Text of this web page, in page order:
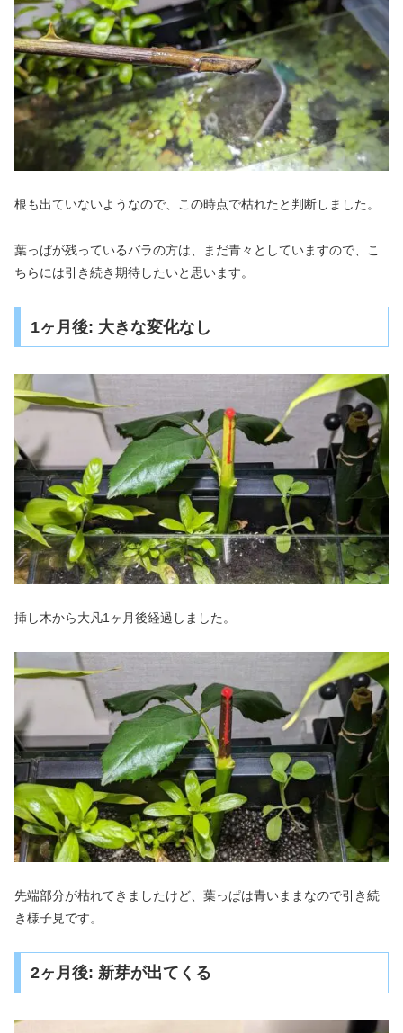
根も出ていないようなので、この時点で枯れたと判断しました。
葉っぱが残っているバラの方は、まだ青々としていますので、こ
ちらには引き続き期待したいと思います。
1ヶ月後: 大きな変化なし
挿し木から大凡1ヶ月後経過しました。
先端部分が枯れてきましたけど、葉っぱは青いままなので引き続
き様子見です。
2ヶ月後: 新芽が出てくる